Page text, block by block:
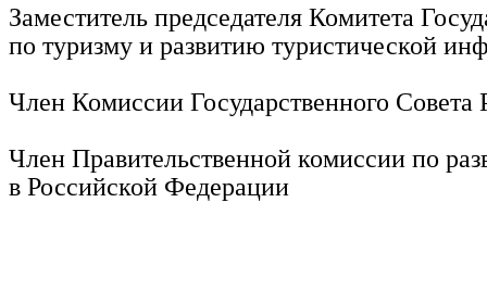
Заместитель председателя Комитета
по туризму и развитию туристической
Член Комиссии Государственного
Член Правительственной комиссии по
в Российской Федерации